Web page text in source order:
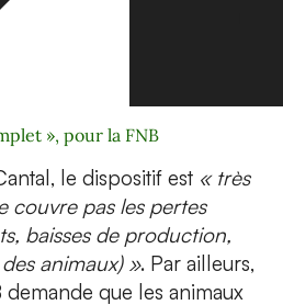
», pour la FNB
le dispositif est « très
couvre pas les pertes
baisses de production,
animaux) ». Par ailleurs,
que les animaux